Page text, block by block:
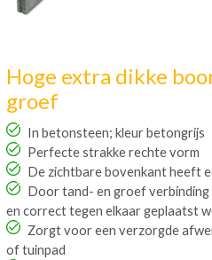
Hoge extra dikke
groef
In betonsteen; kleur betongrijs
Perfecte strakke rechte vorm
De zichtbare bovenkant heeft
Door tand- en groef verbinding
en correct tegen elkaar geplaatst
Zorgt voor een verzorgde
of tuinpad